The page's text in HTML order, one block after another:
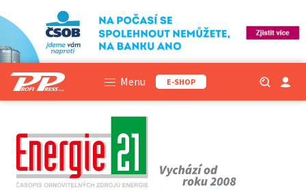
Menu E-SHOP